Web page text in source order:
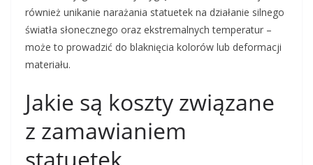
również unikanie narażania statuetek na działanie silnego
światła słonecznego oraz ekstremalnych temperatur –
może to prowadzić do blaknięcia kolorów lub deformacji
materiału.
Jakie są koszty związane
z zamawianiem